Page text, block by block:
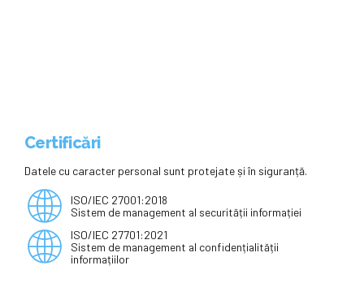
Certificări
Datele cu caracter personal sunt protejate și în siguranță.
ISO/IEC 27001:2018
Sistem de management al securității informației
ISO/IEC 27701:2021
Sistem de management al confidențialității
informațiilor